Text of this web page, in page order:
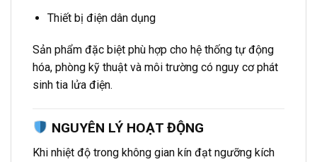
Thiết bị điện dân dụng
Sản phẩm đặc biệt phù hợp cho hệ thống tự động
hóa, phòng kỹ thuật và môi trường có nguy cơ phát
sinh tia lửa điện.
NGUYÊN LÝ HOẠT ĐỘNG
Khi nhiệt độ trong không gian kín đạt ngưỡng kích